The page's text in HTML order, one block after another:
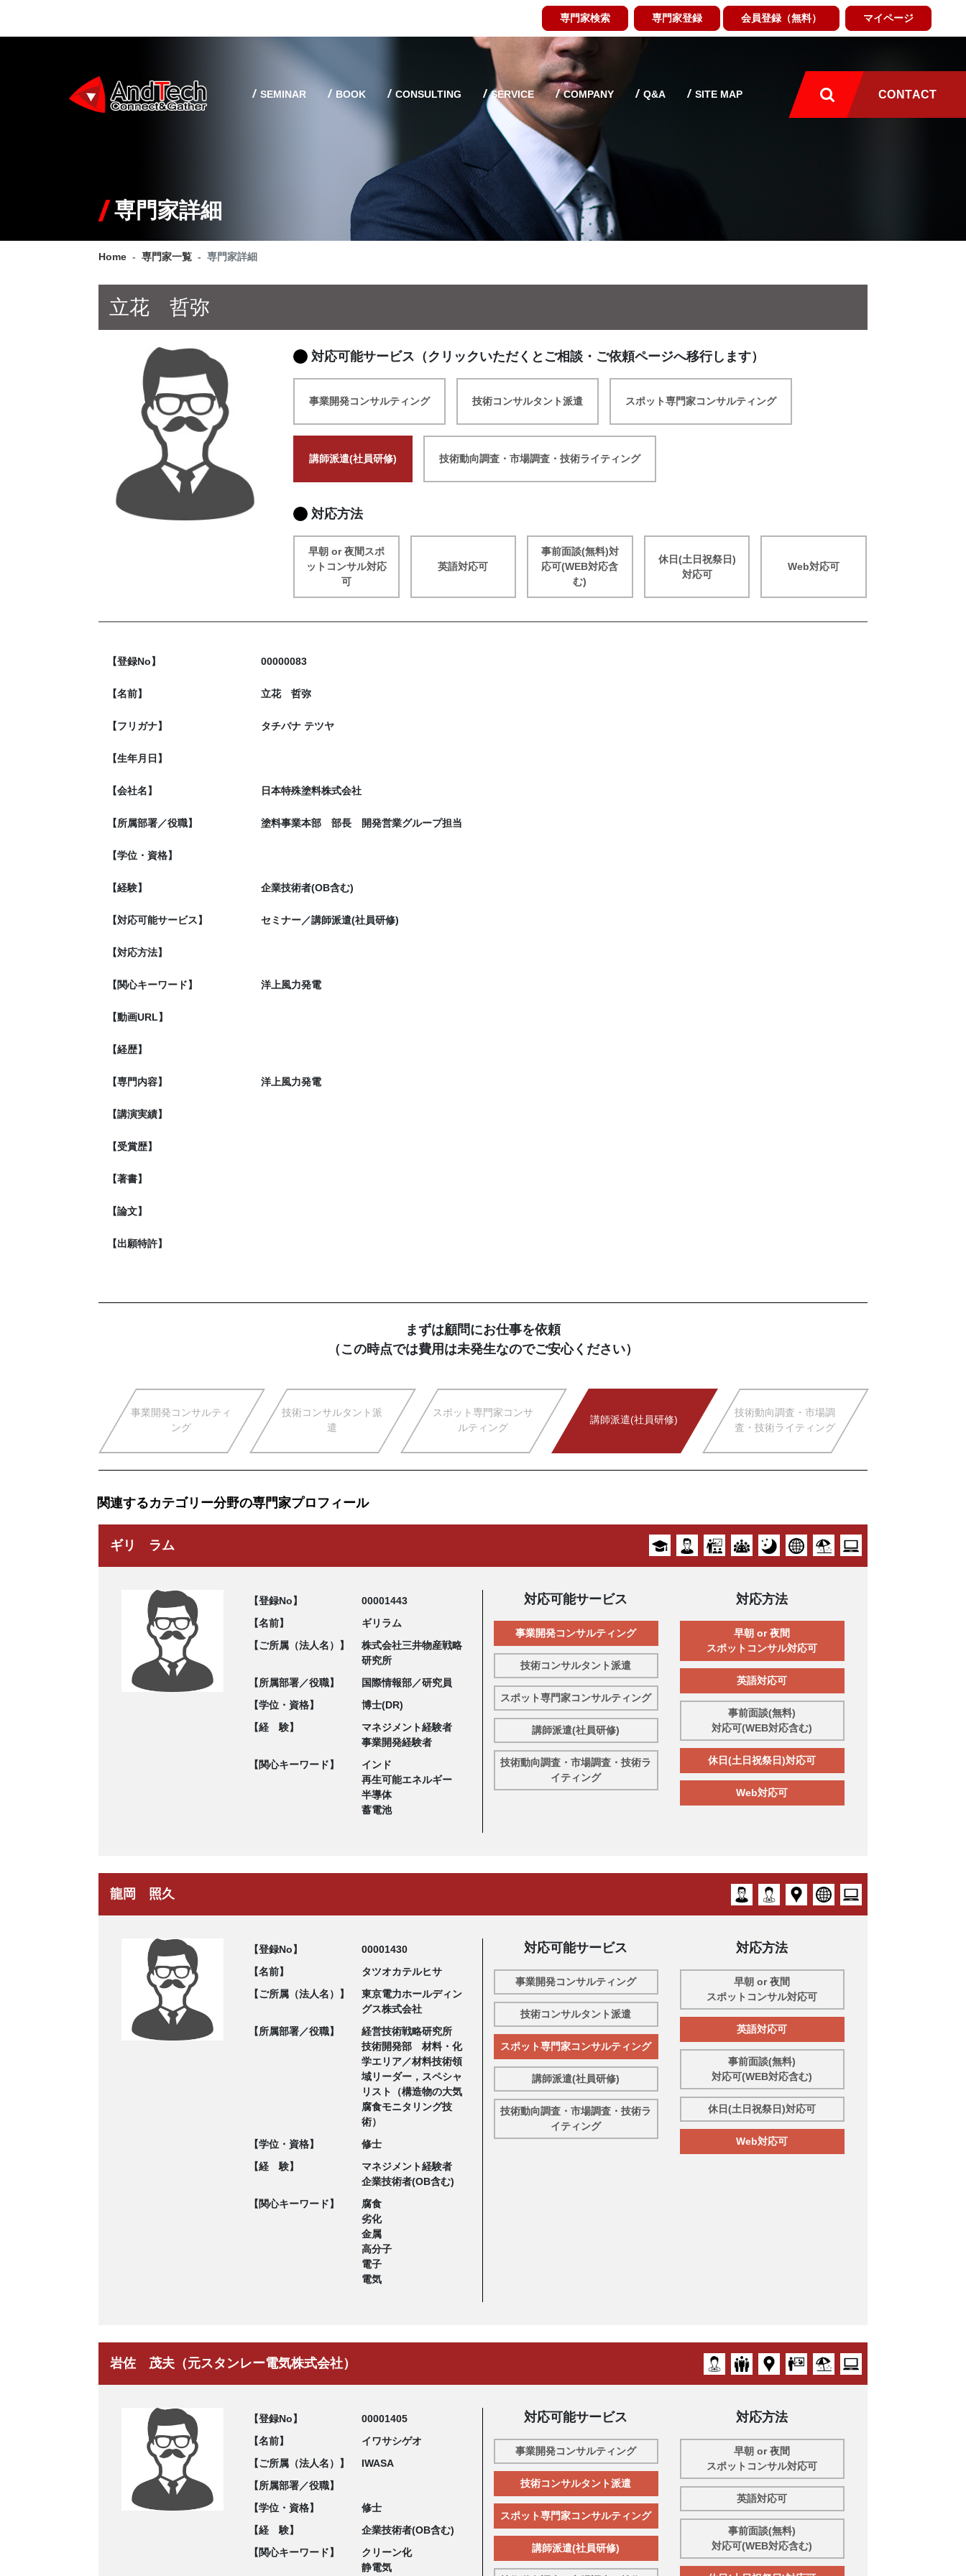
専門家検索 専門家登録 会員登録（無料） マイページ
SEMINAR BOOK CONSULTING SERVICE COMPANY Q&A SITE MAP CONTACT
専門家詳細
Home 専門家一覧 専門家詳細
立花 哲弥
対応可能サービス（クリックいただくとご相談・ご依頼ページへ移行します）
事業開発コンサルティング 技術コンサルタント派遣 スポット専門家コンサルティング
講師派遣(社員研修) 技術動向調査・市場調査・技術ライティング
対応方法
早朝 or 夜間スポ
ットコンサル対応
可
英語対応可
事前面談(無料)対
応可(WEB対応含
む)
休日(土日祝祭日)
対応可
Web対応可
【登録No】 00000083
【名前】 立花 哲弥
【フリガナ】 タチバナ テツヤ
【生年月日】
【会社名】 日本特殊塗料株式会社
【所属部署／役職】 塗料事業本部 部長 開発営業グループ担当
【学位・資格】
【経験】 企業技術者(OB含む)
【対応可能サービス】 セミナー／講師派遣(社員研修)
【対応方法】
【関心キーワード】 洋上風力発電
【動画URL】
【経歴】
【専門内容】 洋上風力発電
【講演実績】
【受賞歴】
【著書】
【論文】
【出願特許】
まずは顧問にお仕事を依頼
（この時点では費用は未発生なのでご安心ください）
事業開発コンサルティ
ング
技術コンサルタント派
遣
スポット専門家コンサ
ルティング
講師派遣(社員研修)
技術動向調査・市場調
査・技術ライティング
関連するカテゴリー分野の専門家プロフィール
ギリ ラム
【登録No】
00001443
【名前】
ギリラム
【ご所属（法人名）】
株式会社三井物産戦略
研究所
【所属部署／役職】
国際情報部／研究員
【学位・資格】
博士(DR)
【経 験】
マネジメント経験者
事業開発経験者
【関心キーワード】
インド
再生可能エネルギー
半導体
蓄電池
対応可能サービス
事業開発コンサルティング
技術コンサルタント派遣
スポット専門家コンサルティング
講師派遣(社員研修)
技術動向調査・市場調査・技術ラ
イティング
対応方法
早朝 or 夜間
スポットコンサル対応可
英語対応可
事前面談(無料)
対応可(WEB対応含む)
休日(土日祝祭日)対応可
Web対応可
龍岡 照久
【登録No】
00001430
【名前】
タツオカテルヒサ
【ご所属（法人名）】
東京電力ホールディン
グス株式会社
【所属部署／役職】
経営技術戦略研究所
技術開発部 材料・化
学エリア／材料技術領
域リーダー，スペシャ
リスト（構造物の大気
腐食モニタリング技
術）
【学位・資格】
修士
【経 験】
マネジメント経験者
企業技術者(OB含む)
【関心キーワード】
腐食
劣化
金属
高分子
電子
電気
対応可能サービス
事業開発コンサルティング
技術コンサルタント派遣
スポット専門家コンサルティング
講師派遣(社員研修)
技術動向調査・市場調査・技術ラ
イティング
対応方法
早朝 or 夜間
スポットコンサル対応可
英語対応可
事前面談(無料)
対応可(WEB対応含む)
休日(土日祝祭日)対応可
Web対応可
岩佐 茂夫（元スタンレー電気株式会社）
【登録No】
00001405
【名前】
イワサシゲオ
【ご所属（法人名）】
IWASA
【所属部署／役職】
【学位・資格】
修士
【経 験】
企業技術者(OB含む)
【関心キーワード】
クリーン化
静電気
対応可能サービス
事業開発コンサルティング
技術コンサルタント派遣
スポット専門家コンサルティング
講師派遣(社員研修)
対応方法
早朝 or 夜間
スポットコンサル対応可
英語対応可
事前面談(無料)
対応可(WEB対応含む)